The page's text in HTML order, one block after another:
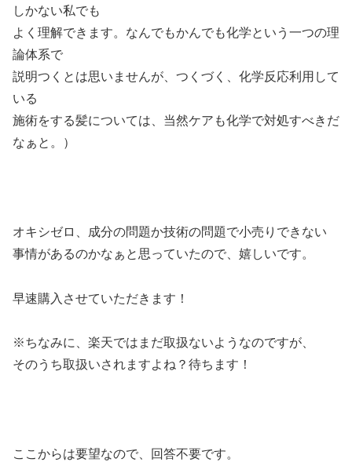
しかない私でも
よく理解できます。なんでもかんでも化学という一つの理
論体系で
説明つくとは思いませんが、つくづく、化学反応利用して
いる
施術をする髪については、当然ケアも化学で対処すべきだ
なぁと。）
オキシゼロ、成分の問題か技術の問題で小売りできない
事情があるのかなぁと思っていたので、嬉しいです。
早速購入させていただきます！
※ちなみに、楽天ではまだ取扱ないようなのですが、
そのうち取扱いされますよね？待ちます！
ここからは要望なので、回答不要です。